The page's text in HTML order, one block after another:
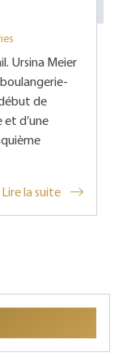
Ursina Meier
de
et d’une
Lire la suite